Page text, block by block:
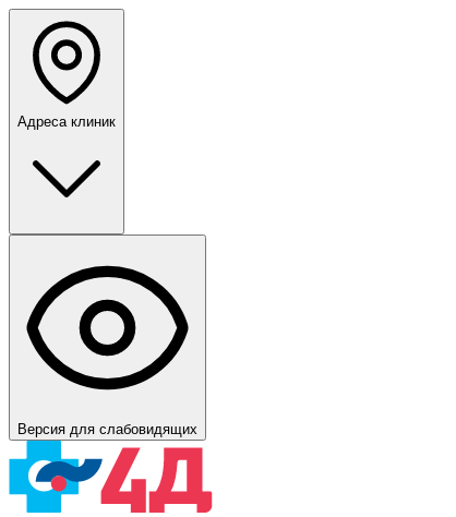
Адреса клиник
Версия для слабовидящих